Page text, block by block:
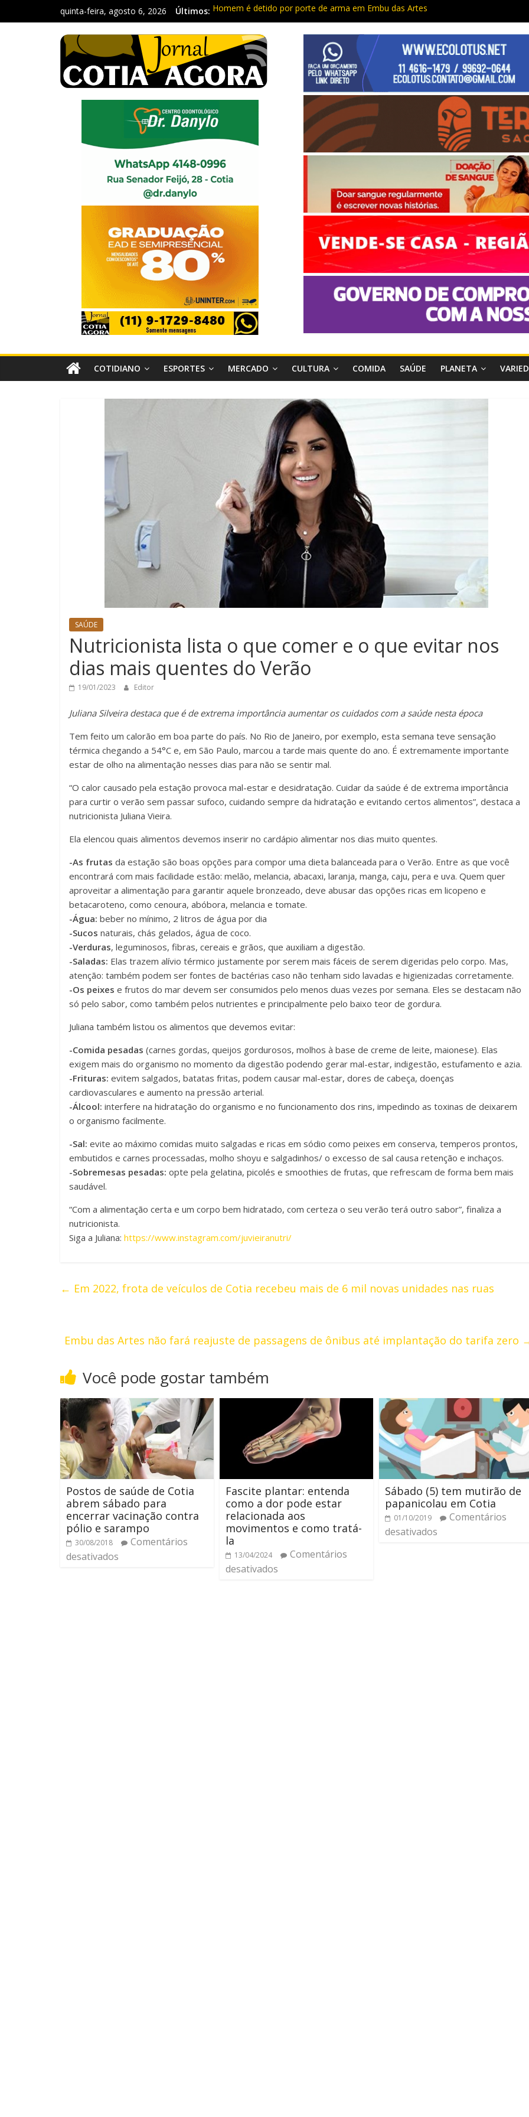
quinta-feira, agosto 6, 2026 Últimos: Homem é detido por porte de arma em Embu das Artes
Carretas da Capacitação trazem cursos gratuitos para Cotia e Vargem Grande
Traficante é preso com quase 400 porções de drogas no Jardim Rosemeire
Radares de Cotia vão passar por manutenção e vias serão interditadas
PM prende homem com grande quantidade de entorpecentes em Itapevi
COTIDIANO ESPORTES MERCADO CULTURA COMIDA SAÚDE PLANETA
SAÚDE
Nutricionista lista o que comer e o que evitar nos
dias mais quentes do Verão
19/01/2023 Editor
Juliana Silveira destaca que é de extrema importância aumentar os cuidados com a saúde nesta época
Tem feito um calorão em boa parte do país. No Rio de Janeiro, por exemplo, esta semana teve sensação
térmica chegando a 54°C e, em São Paulo, marcou a tarde mais quente do ano. É extremamente importante
estar de olho na alimentação nesses dias para não se sentir mal.
“O calor causado pela estação provoca mal-estar e desidratação. Cuidar da saúde é de extrema importância
para curtir o verão sem passar sufoco, cuidando sempre da hidratação e evitando certos alimentos”, destaca a
nutricionista Juliana Vieira.
Ela elencou quais alimentos devemos inserir no cardápio alimentar nos dias muito quentes.
-As frutas da estação são boas opções para compor uma dieta balanceada para o Verão. Entre as que você
encontrará com mais facilidade estão: melão, melancia, abacaxi, laranja, manga, caju, pera e uva. Quem quer
aproveitar a alimentação para garantir aquele bronzeado, deve abusar das opções ricas em licopeno e
betacaroteno, como cenoura, abóbora, melancia e tomate.
-Água: beber no mínimo, 2 litros de água por dia
-Sucos naturais, chás gelados, água de coco.
-Verduras, leguminosos, fibras, cereais e grãos, que auxiliam a digestão.
-Saladas: Elas trazem alívio térmico justamente por serem mais fáceis de serem digeridas pelo corpo. Mas,
atenção: também podem ser fontes de bactérias caso não tenham sido lavadas e higienizadas corretamente.
-Os peixes e frutos do mar devem ser consumidos pelo menos duas vezes por semana. Eles se destacam não
só pelo sabor, como também pelos nutrientes e principalmente pelo baixo teor de gordura.
Juliana também listou os alimentos que devemos evitar:
-Comida pesadas (carnes gordas, queijos gordurosos, molhos à base de creme de leite, maionese). Elas
exigem mais do organismo no momento da digestão podendo gerar mal-estar, indigestão, estufamento e azia.
-Frituras: evitem salgados, batatas fritas, podem causar mal-estar, dores de cabeça, doenças
cardiovasculares e aumento na pressão arterial.
-Álcool: interfere na hidratação do organismo e no funcionamento dos rins, impedindo as toxinas de deixarem
o organismo facilmente.
-Sal: evite ao máximo comidas muito salgadas e ricas em sódio como peixes em conserva, temperos prontos,
embutidos e carnes processadas, molho shoyu e salgadinhos/ o excesso de sal causa retenção e inchaços.
-Sobremesas pesadas: opte pela gelatina, picolés e smoothies de frutas, que refrescam de forma bem mais
saudável.
“Com a alimentação certa e um corpo bem hidratado, com certeza o seu verão terá outro sabor”, finaliza a
nutricionista.
Siga a Juliana: https://www.instagram.com/juvieiranutri/
← Em 2022, frota de veículos de Cotia recebeu mais de 6 mil novas unidades nas ruas
Embu das Artes não fará reajuste de passagens de ônibus até implantação do tarifa zero
Você pode gostar também
Postos de saúde de Cotia
abrem sábado para
encerrar vacinação contra
pólio e sarampo
30/08/2018
Comentários
desativados
Fascite plantar: entenda
como a dor pode estar
relacionada aos
movimentos e como tratá-
la
13/04/2024
Comentários
desativados
Sábado (5) tem mutirão de
papanicolau em Cotia
01/10/2019
Comentários
desativados